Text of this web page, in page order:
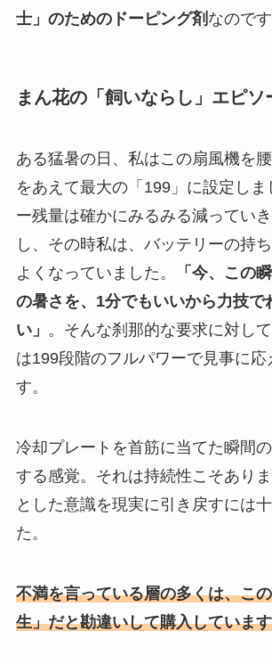
士」のためのドーピング剤 なのです
まん花の「飼いならし」エピソ
ある猛暑の日、私はこの扇風機を
をあえて最大の「199」に設定しま
ー残量は確かにみるみる減ってい
し、その時私は、バッテリーの持
よくなっていました。
「今、この
の暑さを、1分でもいいから力技で
い」 。そんな刹那的な要求に対し
は199段階のフルパワーで見事に
す。
冷却プレートを首筋に当てた瞬間
する感覚。それは持続性こそあり
とした意識を現実に引き戻すには
た。
不満を言っている層の多くは、こ
生」だと勘違いして購入していま